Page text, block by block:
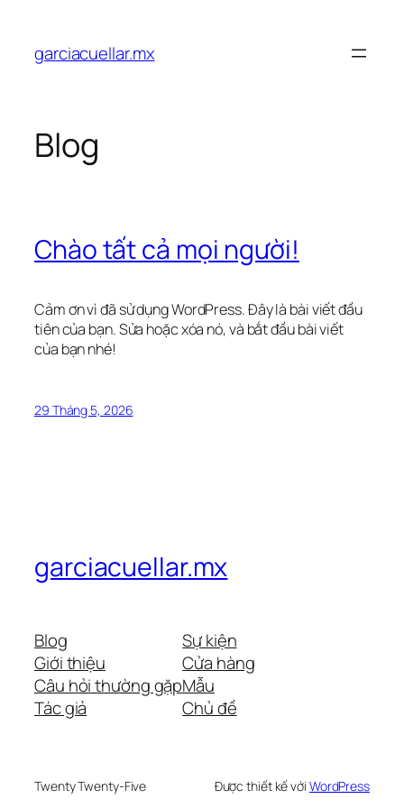
phầngarciacuellar.mx
Blog
Chào tất cả mọi người!
Cảm ơn vì đã sử dụng WordPress. Đây là bài viết đầu
tiên của bạn. Sửa hoặc xóa nó, và bắt đầu bài viết
của bạn nhé!
29 Tháng 5, 2026
garciacuellar.mx
Blog
Giới thiệu
Câu hỏi thường gặp
Tác giả
Sự kiện
Cửa hàng
Mẫu
Chủ đề
Twenty Twenty-Five Được thiết kế với WordPress